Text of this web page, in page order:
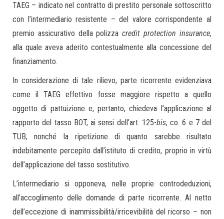
TAEG – indicato nel contratto di prestito personale sottoscritto
con l’intermediario resistente – del valore corrispondente al
premio assicurativo della polizzacredit protection insurance,
alla quale aveva aderito contestualmente alla concessione del
finanziamento.
In considerazione di tale rilievo, parte ricorrente evidenziava
come il TAEG effettivo fosse maggiore rispetto a quello
oggetto di pattuizione e, pertanto, chiedeva l’applicazione al
rapporto del tasso BOT, ai sensi dell’art. 125-bis, co. 6 e 7 del
TUB, nonché la ripetizione di quanto sarebbe risultato
indebitamente percepito dall’istituto di credito, proprio in virtù
dell’applicazione del tasso sostitutivo.
L’intermediario si opponeva, nelle proprie controdeduzioni,
all’accoglimento delle domande di parte ricorrente. Al netto
dell’eccezione di inammissibilità/irricevibilità del ricorso – non